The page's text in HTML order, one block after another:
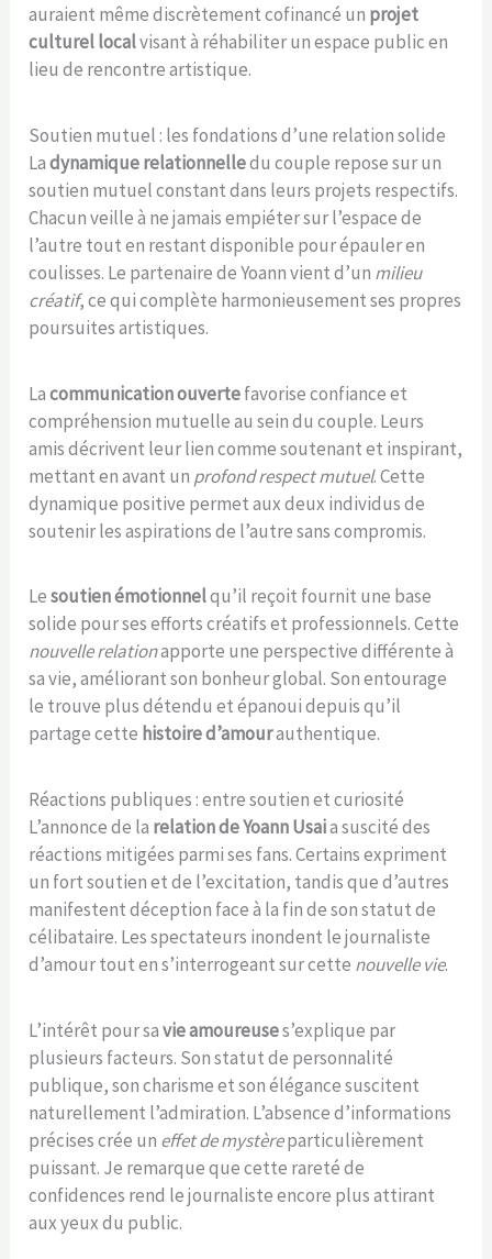
auraient même discrètement cofinancé un projet
culturel localvisant à réhabiliter un espace public en
lieu de rencontre artistique.
Soutien mutuel : les fondations d’une relation solide
Ladynamique relationnelledu couple repose sur un
soutien mutuel constant dans leurs projets respectifs.
Chacun veille à ne jamais empiéter sur l’espace de
l’autre tout en restant disponible pour épauler en
coulisses. Le partenaire de Yoann vient d’un milieu
créatif, ce qui complète harmonieusement ses propres
poursuites artistiques.
Lacommunication ouvertefavorise confiance et
compréhension mutuelle au sein du couple. Leurs
amis décrivent leur lien comme soutenant et inspirant,
mettant en avant un profond respect mutuel. Cette
dynamique positive permet aux deux individus de
soutenir les aspirations de l’autre sans compromis.
Lesoutien émotionnelqu’il reçoit fournit une base
solide pour ses efforts créatifs et professionnels. Cette
nouvelle relationapporte une perspective différente à
sa vie, améliorant son bonheur global. Son entourage
le trouve plus détendu et épanoui depuis qu’il
partage cette histoire d’amourauthentique.
Réactions publiques : entre soutien et curiosité
L’annonce de la relation de Yoann Usaia suscité des
réactions mitigées parmi ses fans. Certains expriment
un fort soutien et de l’excitation, tandis que d’autres
manifestent déception face à la fin de son statut de
célibataire. Les spectateurs inondent le journaliste
d’amour tout en s’interrogeant sur cette nouvelle vie.
L’intérêt pour savie amoureuses’explique par
plusieurs facteurs. Son statut de personnalité
publique, son charisme et son élégance suscitent
naturellement l’admiration. L’absence d’informations
précises crée un effet de mystèreparticulièrement
puissant. Je remarque que cette rareté de
confidences rend le journaliste encore plus attirant
aux yeux du public.